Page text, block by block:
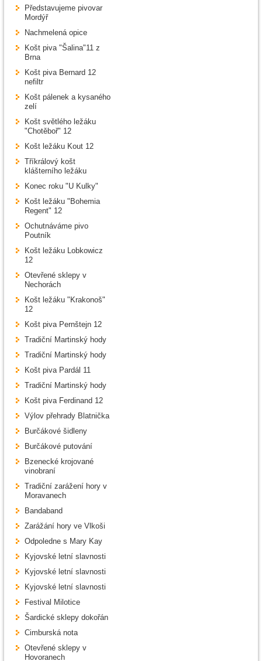
Představujeme pivovar
Mordýř
Nachmelená opice
Košt piva "Šalina"11 z
Brna
Košt piva Bernard 12
nefiltr
Košt pálenek a kysaného
zelí
Košt světlého ležáku
"Chotěboř" 12
Košt ležáku Kout 12
Tříkrálový košt
klášterního ležáku
Konec roku "U Kulky"
Košt ležáku "Bohemia
Regent" 12
Ochutnáváme pivo
Poutník
Košt ležáku Lobkowicz
12
Otevřené sklepy v
Nechorách
Košt ležáku "Krakonoš"
12
Košt piva Pernštejn 12
Tradiční Martinský hody
Tradiční Martinský hody
Košt piva Pardál 11
Tradiční Martinský hody
Košt piva Ferdinand 12
Výlov přehrady Blatnička
Burčákové šidleny
Burčákové putování
Bzenecké krojované
vinobraní
Tradiční zarážení hory v
Moravanech
Bandaband
Zarážání hory ve Vlkoši
Odpoledne s Mary Kay
Kyjovské letní slavnosti
Kyjovské letní slavnosti
Kyjovské letní slavnosti
Festival Milotice
Šardické sklepy dokořán
Cimburská nota
Otevřené sklepy v
Hovoranech